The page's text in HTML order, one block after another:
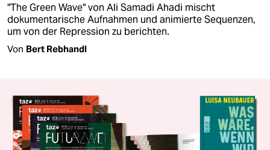
"The Green Wave" von Ali Samadi Ahadi mischt
dokumentarische Aufnahmen und animierte Sequenzen,
um von der Repression zu berichten.
Von Bert Rebhandl